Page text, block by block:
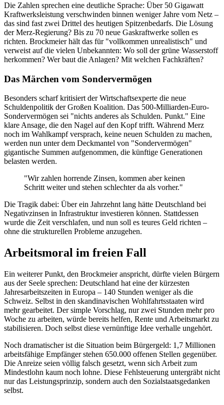
Die Zahlen sprechen eine deutliche Sprache: Über 50 Gigawatt
Kraftwerksleistung verschwinden binnen weniger Jahre vom Netz –
das sind fast zwei Drittel des heutigen Spitzenbedarfs. Die Lösung
der Merz-Regierung? Bis zu 70 neue Gaskraftwerke sollen es
richten. Brockmeier hält das für "vollkommen unrealistisch" und
verweist auf die vielen Unbekannten: Wo soll der grüne Wasserstoff
herkommen? Wer baut die Anlagen? Mit welchen Fachkräften?
Das Märchen vom Sondervermögen
Besonders scharf kritisiert der Wirtschaftsexperte die neue
Schuldenpolitik der Großen Koalition. Das 500-Milliarden-Euro-
Sondervermögen sei "nichts anderes als Schulden. Punkt." Eine
klare Ansage, die den Nagel auf den Kopf trifft. Während Merz
noch im Wahlkampf versprach, keine neuen Schulden zu machen,
werden nun unter dem Deckmantel von "Sondervermögen"
gigantische Summen aufgenommen, die künftige Generationen
belasten werden.
"Wir zahlen horrende Zinsen, kommen aber keinen
Schritt weiter und stehen schlechter da als vorher."
Die Tragik dabei: Über ein Jahrzehnt lang hätte Deutschland bei
Negativzinsen in Infrastruktur investieren können. Stattdessen
wurde die Zeit verschlafen, und nun soll es teures Geld richten –
ohne die strukturellen Probleme anzugehen.
Arbeitsmoral im freien Fall
Ein weiterer Punkt, den Brockmeier anspricht, dürfte vielen Bürgern
aus der Seele sprechen: Deutschland hat eine der kürzesten
Jahresarbeitszeiten in Europa – 140 Stunden weniger als die
Schweiz. Selbst in den skandinavischen Wohlfahrtsstaaten wird
mehr gearbeitet. Der simple Vorschlag, nur zwei Stunden mehr pro
Woche zu arbeiten, würde bereits helfen, Rente und Arbeitsmarkt zu
stabilisieren. Doch selbst diese vernünftige Idee verhalle ungehört.
Noch dramatischer ist die Situation beim Bürgergeld: 1,7 Millionen
arbeitsfähige Empfänger stehen 650.000 offenen Stellen gegenüber.
Die Anreize seien völlig falsch gesetzt, wenn sich Arbeit zum
Mindestlohn kaum noch lohne. Diese Fehlsteuerung untergräbt nicht
nur das Leistungsprinzip, sondern auch den Sozialstaatsgedanken
selbst.